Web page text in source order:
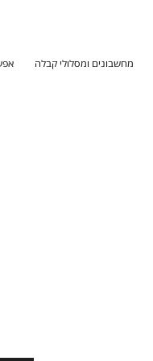
מחשבונים ומסלולי קבלה